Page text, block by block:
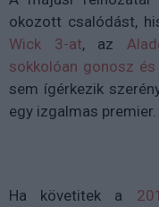
okozott csalódást,
Wick 3-at, az
sokkolóan gonosz és
sem ígérkezik
egy izgalmas premier.
Ha követitek a